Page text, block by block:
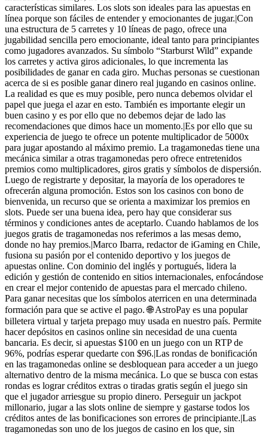
características similares. Los slots son ideales para las apuestas en
línea porque son fáciles de entender y emocionantes de jugar.|Con
una estructura de 5 carretes y 10 líneas de pago, ofrece una
jugabilidad sencilla pero emocionante, ideal tanto para principiantes
como jugadores avanzados. Su símbolo “Starburst Wild” expande
los carretes y activa giros adicionales, lo que incrementa las
posibilidades de ganar en cada giro. Muchas personas se cuestionan
acerca de si es posible ganar dinero real jugando en casinos online.
La realidad es que es muy posible, pero nunca debemos olvidar el
papel que juega el azar en esto. También es importante elegir un
buen casino y es por ello que no debemos dejar de lado las
recomendaciones que dimos hace un momento.|Es por ello que su
experiencia de juego te ofrece un potente multiplicador de 5000x
para jugar apostando al máximo premio. La tragamonedas tiene una
mecánica similar a otras tragamonedas pero ofrece entretenidos
premios como multiplicadores, giros gratis y símbolos de dispersión.
Luego de registrarte y depositar, la mayoría de los operadores te
ofrecerán alguna promoción. Estos son los casinos con bono de
bienvenida, un recurso que se orienta a maximizar los premios en
slots. Puede ser una buena idea, pero hay que considerar sus
términos y condiciones antes de aceptarlo. Cuando hablamos de los
juegos gratis de tragamonedas nos referimos a las mesas demo,
donde no hay premios.|Marco Ibarra, redactor de iGaming en Chile,
fusiona su pasión por el contenido deportivo y los juegos de
apuestas online. Con dominio del inglés y portugués, lidera la
edición y gestión de contenido en sitios internacionales, enfocándose
en crear el mejor contenido de apuestas para el mercado chileno.
Para ganar necesitas que los símbolos aterricen en una determinada
formación para que se active el pago. 🌐 AstroPay es una popular
billetera virtual y tarjeta prepago muy usada en nuestro país. Permite
hacer depósitos en casinos online sin necesidad de una cuenta
bancaria. Es decir, si apuestas $100 en un juego con un RTP de
96%, podrías esperar quedarte con $96.|Las rondas de bonificación
en las tragamonedas online se desbloquean para acceder a un juego
alternativo dentro de la misma mecánica. Lo que se busca con estas
rondas es lograr créditos extras o tiradas gratis según el juego sin
que el jugador arriesgue su propio dinero. Perseguir un jackpot
millonario, jugar a las slots online de siempre y gastarse todos los
créditos antes de las bonificaciones son errores de principiante.|Las
tragamonedas son uno de los juegos de casino en los que, sin